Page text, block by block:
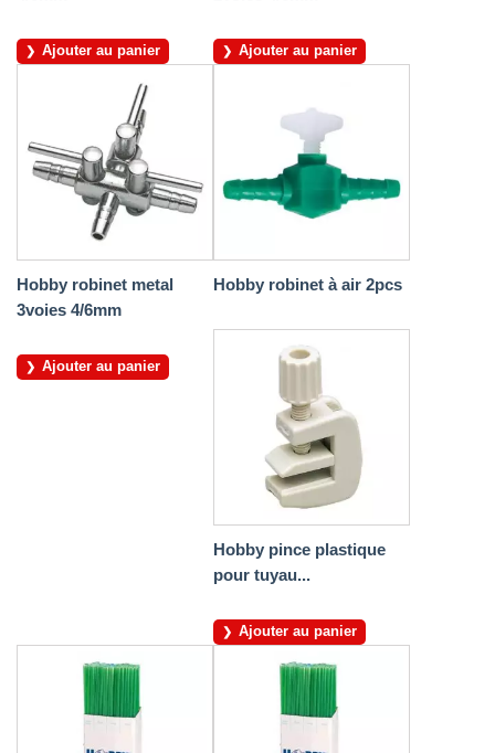
Ajouter au panier Ajouter au panier
Hobby robinet metal
3voies 4/6mm
Ajouter au panier
Hobby robinet à air 2pcs
Hobby pince plastique
pour tuyau...
Ajouter au panier